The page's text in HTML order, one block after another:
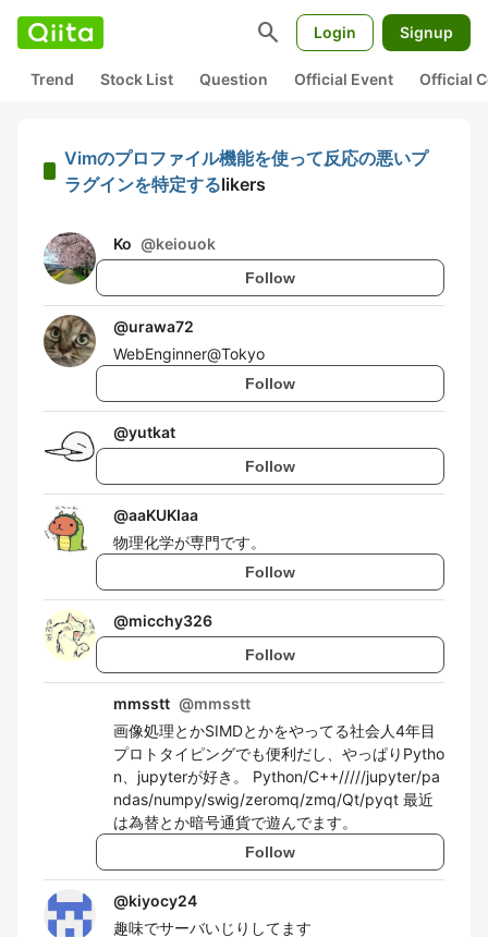
search Login Signup
Trend Stock List Question Official Event Official
Vimのプロファイル機能を使って反応の悪いプ
ラグインを特定するlikers
Ko @keiouok
Follow
@urawa72
WebEnginner@Tokyo
Follow
@yutkat
Follow
@aaKUKIaa
物理化学が専門です。
Follow
@micchy326
Follow
mmsstt @mmsstt
画像処理とかSIMDとかをやってる社会人4年目
プロトタイピングでも便利だし、やっぱりPytho
n、jupyterが好き。 Python/C++/////jupyter/pa
ndas/numpy/swig/zeromq/zmq/Qt/pyqt 最近
は為替とか暗号通貨で遊んでます。
Follow
@kiyocy24
趣味でサーバいじりしてます